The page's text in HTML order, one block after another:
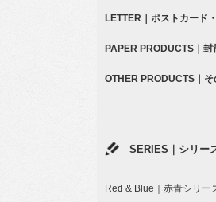
LETTER｜ポストカード
PAPER PRODUCTS｜封
OTHER PRODUCTS｜そ
SERIES｜シリー
Red & Blue｜赤青シリー